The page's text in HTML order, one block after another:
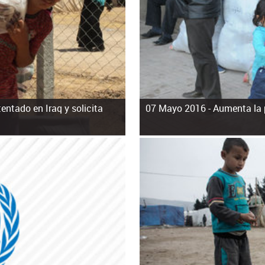
en Iraq y solicita
07 Mayo 2016 -Aumenta la